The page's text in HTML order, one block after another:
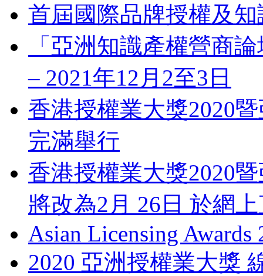
首屆國際品牌授權及
「亞洲知識產權營商
– 2021年12月2至3日
香港授權業大獎2020
完滿舉行
香港授權業大獎2020
將改為2月 26日 於網
Asian Licensing Awards
2020 亞洲授權業大獎